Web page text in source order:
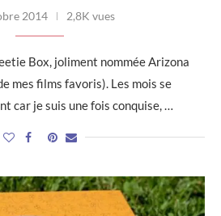
2014 2,8K vues
Box, joliment nommée Arizona
mes films favoris). Les mois se
car je suis une fois conquise, …